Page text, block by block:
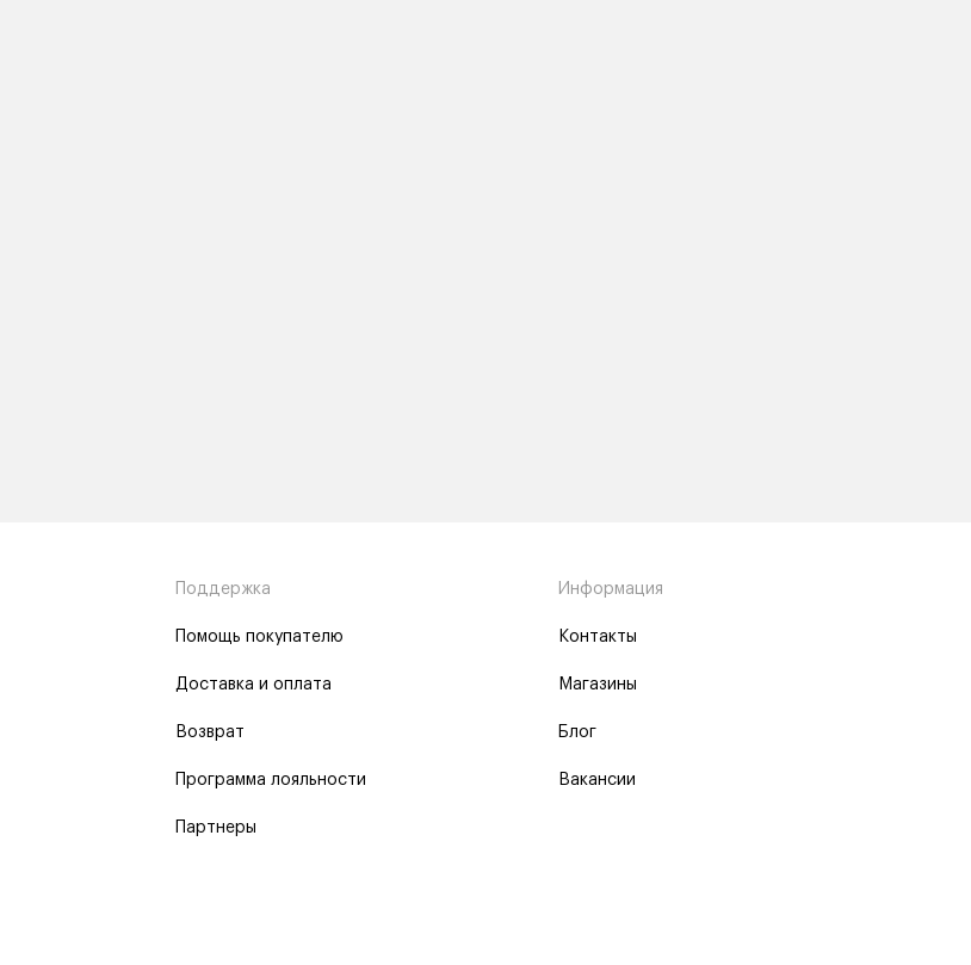
Поддержка
Помощь покупателю
Доставка и оплата
Возврат
Программа лояльности
Партнеры
Информация
Контакты
Магазины
Блог
Вакансии